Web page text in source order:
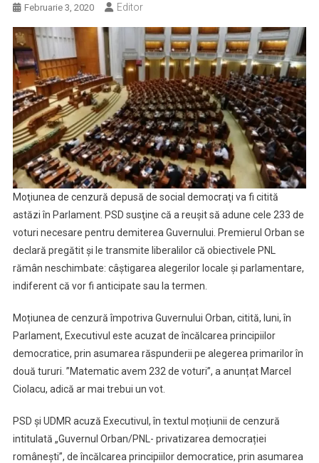
Februarie 3, 2020 Editor
Moţiunea de cenzură depusă de social democraţi va fi citită
astăzi în Parlament. PSD susţine că a reuşit să adune cele 233 de
voturi necesare pentru demiterea Guvernului. Premierul Orban se
declară pregătit şi le transmite liberalilor că obiectivele PNL
rămân neschimbate: câştigarea alegerilor locale şi parlamentare,
indiferent că vor fi anticipate sau la termen.
Moțiunea de cenzură împotriva Guvernului Orban, citită, luni, în
Parlament, Executivul este acuzat de încălcarea principiilor
democratice, prin asumarea răspunderii pe alegerea primarilor în
două tururi. ”Matematic avem 232 de voturi”, a anunțat Marcel
Ciolacu, adică ar mai trebui un vot.
PSD și UDMR acuză Executivul, în textul moțiunii de cenzură
intitulată „Guvernul Orban/PNL- privatizarea democrației
românești”, de încălcarea principiilor democratice, prin asumarea